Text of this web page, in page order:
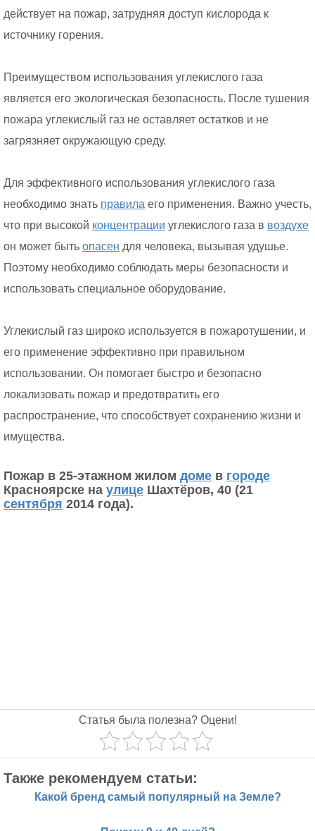
действует на пожар, затрудняя доступ кислорода к
источнику горения.
Преимуществом использования углекислого газа
является его экологическая безопасность. После тушения
пожара углекислый газ не оставляет остатков и не
загрязняет окружающую среду.
Для эффективного использования углекислого газа
необходимо знать правила его применения. Важно учесть,
что при высокой концентрации углекислого газа в воздухе
он может быть опасен для человека, вызывая удушье.
Поэтому необходимо соблюдать меры безопасности и
использовать специальное оборудование.
Углекислый газ широко используется в пожаротушении, и
его применение эффективно при правильном
использовании. Он помогает быстро и безопасно
локализовать пожар и предотвратить его
распространение, что способствует сохранению жизни и
имущества.
Пожар в 25-этажном жилом доме в городе
Красноярске на улице Шахтёров, 40 (21
сентября 2014 года).
Статья была полезна? Оцени!
Также рекомендуем статьи:
Какой бренд самый популярный на Земле?